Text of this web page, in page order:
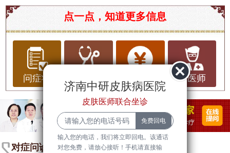
济南市中医皮肤病专家及皮肤病知识
随着现代生活方式的改变，皮肤病的发生率逐年上
升。皮肤病不仅影响我们的外貌，还可能对我们的
心理健康造成负面影响。因此，了解皮肤病的常
识、预防措施以及就医选择显得尤为重要。
皮肤病是指发生在皮肤、毛发和指甲等部位的疾
病，一般可分为感染性、非感染性和免疫性等几
类。常见的皮肤病包括湿疹、牛皮癣、皮肤真菌感
点一点，知道更多信息
问症状 问医师
对症问诊
济南中研皮肤病医院
皮肤医师联合坐诊
输入您的电话，我们将立即回电。该通话
对您免费，请放心接听！手机请直接输